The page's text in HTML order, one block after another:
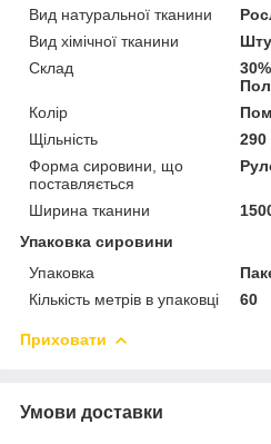
Вид натуральної тканини
Вид хімічної тканини
Склад
Колір
Щільність
290
Форма сировини, що
поставляється
Ширина тканини
Упаковка сировини
Упаковка
Кількість метрів в упаковці
60
Приховати
Умови доставки